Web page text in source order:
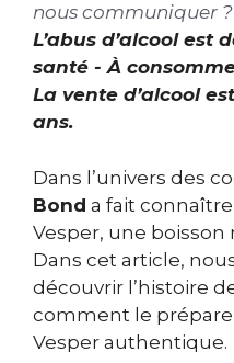
nous communiquer ?
L’abus d’alcool est
santé - À
La vente d’alcool
ans.
Dans l’univers des
Bond a fait
Vesper, une boisson
Dans cet article,
découvrir l’histoire
comment le
Vesper authentique.